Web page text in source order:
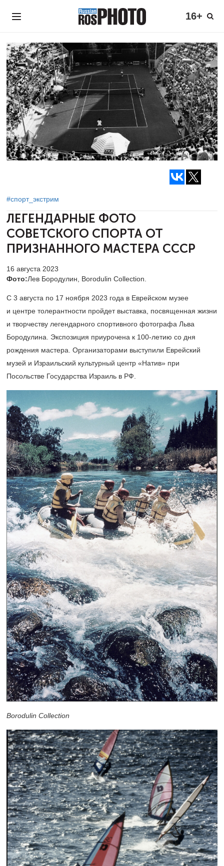
16+
#спорт_экстрим
ЛЕГЕНДАРНЫЕ ФОТО
СОВЕТСКОГО СПОРТА ОТ
ПРИЗНАННОГО МАСТЕРА СССР
16 августа 2023
Фото:Лев Бородулин, Borodulin Collection.
С 3 августа по 17 ноября 2023 года в Еврейском музее
и центре толерантности пройдет выставка, посвященная жизни
и творчеству легендарного спортивного фотографа Льва
Бородулина. Экспозиция приурочена к 100-летию со дня
рождения мастера. Организаторами выступили Еврейский
музей и Израильский культурный центр «Натив» при
Посольстве Государства Израиль в РФ.
Borodulin Collection